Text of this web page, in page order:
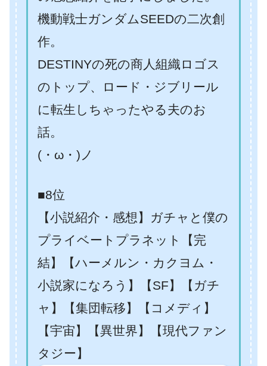
機動戦士ガンダムSEEDの二次創
作。
DESTINYの死の商人組織ロゴス
のトップ、ロード・ジブリール
に転生しちゃったやる夫のお
話。
(・ω・)ノ
■8位
【小説紹介・感想】ガチャと僕の
プライベートプラネット【完
結】【ハーメルン・カクヨム・
小説家になろう】【SF】【ガチ
ャ】【集団転移】【コメディ】
【宇宙】【異世界】【現代ファン
タジー】